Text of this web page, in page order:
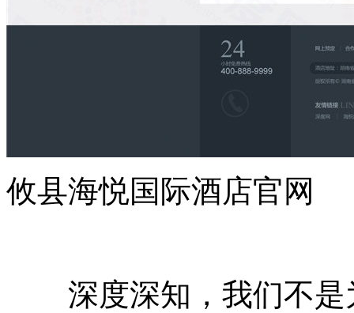
攸县海悦国际酒店官网
深度深知，我们不是